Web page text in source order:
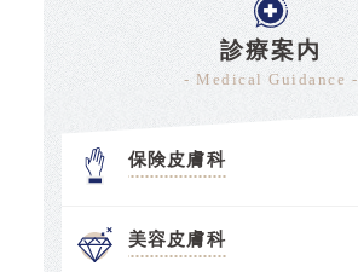
診療案内
- Medical Guidance -
保険皮膚科
美容皮膚科